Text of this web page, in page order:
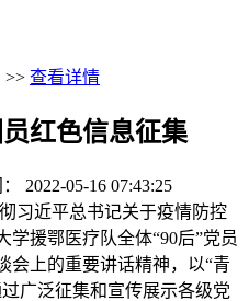
>> 查看详情
红色信息征集
2022-05-16 07:43:25
习近平总书记关于疫情防控
学援鄂医疗队全体“90后”党员
会上的重要讲话精神，以“青
广泛征集和宣传展示各级党